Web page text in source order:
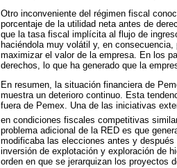
Otro inconveniente del régimen fiscal
porcentaje de la utilidad neta antes de
que la tasa fiscal implícita al flujo de
haciéndola muy volátil y, en
maximizar el valor de la empresa. En los
derechos, lo que ha generado que la
En resumen, la situación financiera de
muestra un deterioro continuo. Esta
fuera de Pemex. Una de las iniciativas
en condiciones fiscales competitivas
problema adicional de la RED es que
modificaba las elecciones antes y
inversión de explotación y exploración de
orden en que se jerarquizan los proyectos